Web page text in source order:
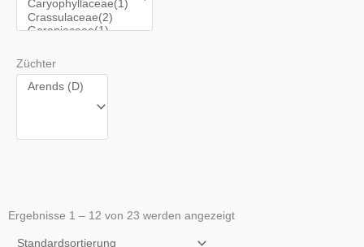
Züchter
Ergebnisse 1 – 12 von 23 werden angezeigt